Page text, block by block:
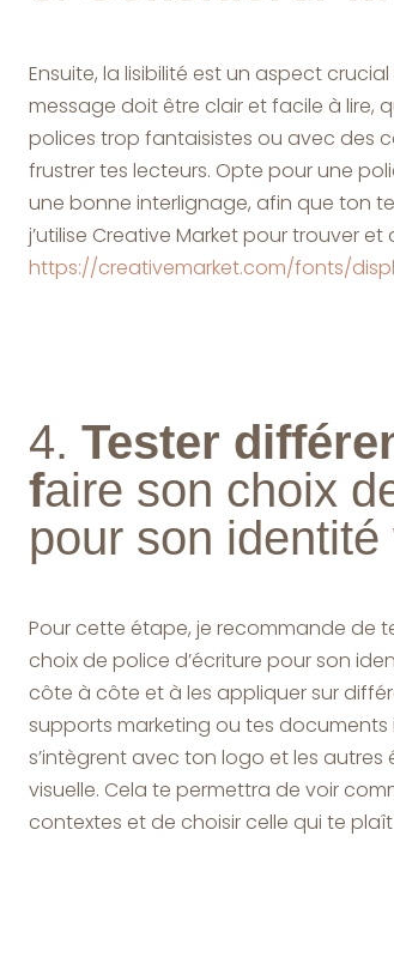
Ensuite, la lisibilité est un aspect
message doit être clair et facile à lire,
polices trop fantaisistes ou avec des
frustrer tes lecteurs. Opte pour une
une bonne interlignage, afin que ton
j’utilise Creative Market pour trouver
https://creativemarket.com/fonts/
4. Tester
faire son choix
pour son identité
Pour cette étape, je recommande de
choix de police d’écriture pour son
côte à côte et à les appliquer sur
supports marketing ou tes documents
s’intègrent avec ton logo et les
visuelle. Cela te permettra de voir
contextes et de choisir celle qui te plaît